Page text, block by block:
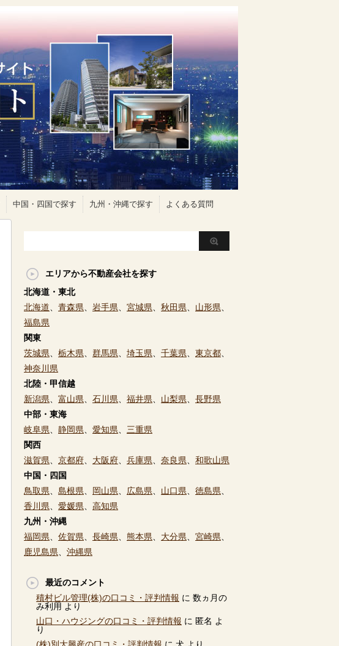
中国・四国で探す 九州・沖縄で探す よくある質問
エリアから不動産会社を探す
北海道・東北
北海道
青森県 岩手県 宮城県 秋田県 山形県
福島県
関東
茨城県
栃木県 群馬県 埼玉県 千葉県 東京都
神奈川県
北陸・甲信越
新潟県
富山県 石川県 福井県 山梨県
長野県
中部・東海
岐阜県
静岡県 愛知県
三重県
関西
滋賀県
京都府 大阪府 兵庫県 奈良県
和歌山県
中国・四国
鳥取県
島根県 岡山県 広島県 山口県 徳島県
香川県
愛媛県
高知県
九州・沖縄
福岡県
佐賀県 長崎県 熊本県 大分県 宮崎県
鹿児島県
沖縄県
最近のコメント
積村ビル管理(株)の口コミ・評判情報 に 数ヵ月の
み利用 より
山口・ハウジングの口コミ・評判情報 に 匿名 よ
り